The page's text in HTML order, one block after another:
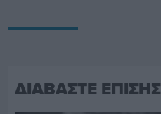
ΔΙΑΒΑΣΤΕ ΕΠΙΣΗΣ